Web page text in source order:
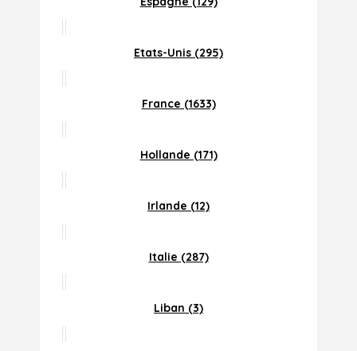
Etats-Unis (295)
France (1633)
Hollande (171)
Irlande (12)
Italie (287)
Liban (3)